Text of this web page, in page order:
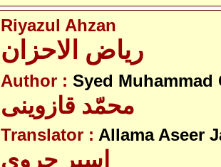
Riyazul Ahzan
Author : Syed Muhammad
محمّد قازوینی
Translator : Allama Aseer
اسیر جروی